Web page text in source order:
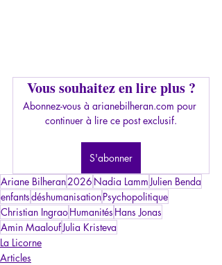
Vous souhaitez en lire plus ?
Abonnez-vous à arianebilheran.com pour
continuer à lire ce post exclusif.
S'abonner
Ariane Bilheran2026 Nadia Lamm Julien Benda
enfantsdéshumanisationPsychopolitique
Christian IngraoHumanités Hans Jonas
Amin Maalouf Julia Kristeva
La Licorne
Articles